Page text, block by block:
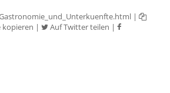
|
kopieren | Auf Twitter teilen |